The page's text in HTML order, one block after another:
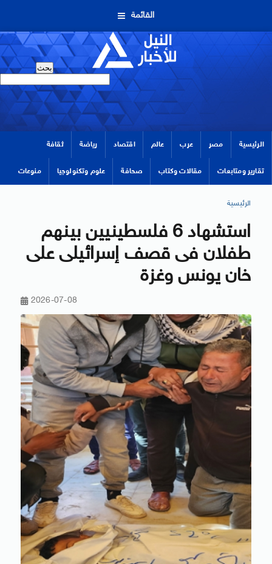
القائمة
الرئيسية مصر عرب عالم اقتصاد رياضة ثقافة
تقارير ومتابعات مقالات وكتاب صحافة علوم وتكنولوجيا منوعات
الرئيسية
استشهاد 6 فلسطينيين بينهم
طفلان فى قصف إسرائيلى على
خان يونس وغزة
2026-07-08